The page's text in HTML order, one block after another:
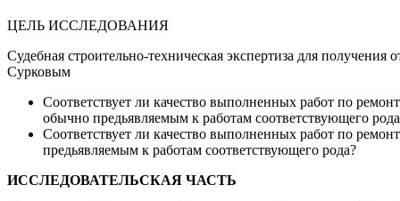
ЦЕЛЬ ИССЛЕДОВАНИЯ
Судебная строительно-техническая экспертиза для
Сурковым
Соответствует ли качество выполненных работ по
обычно предьявляемым к работам соответствующего
Соответствует ли качество выполненных работ по
предьявляемым к работам соответствующего рода?
ИССЛЕДОВАТЕЛЬСКАЯ ЧАСТЬ